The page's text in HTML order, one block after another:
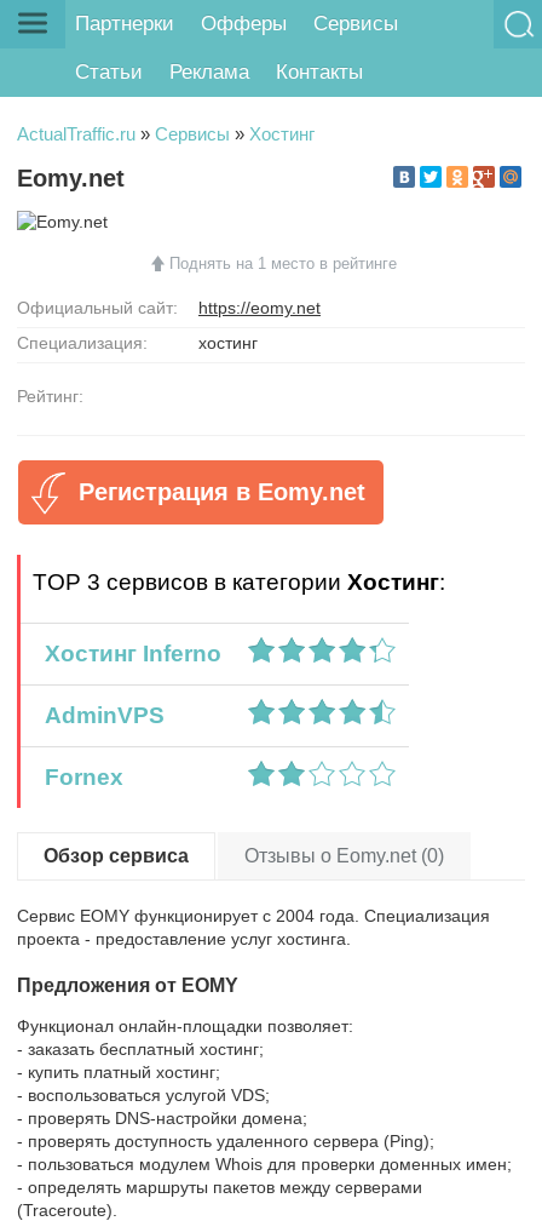
Партнерки Офферы Сервисы
Статьи Реклама Контакты
ActualTraffic.ru » Сервисы » Хостинг
Eomy.net
Поднять на 1 место в рейтинге
Официальный сайт:
https://eomy.net
Специализация:
хостинг
Рейтинг:
Регистрация в Eomy.net
TOP 3 сервисов в категории Хостинг:
Хостинг Inferno
AdminVPS
Fornex
Обзор сервиса Отзывы о Eomy.net (0)
Сервис EOMY функционирует с 2004 года. Специализация
проекта - предоставление услуг хостинга.
Предложения от EOMY
Функционал онлайн-площадки позволяет:
- заказать бесплатный хостинг;
- купить платный хостинг;
- воспользоваться услугой VDS;
- проверять DNS-настройки домена;
- проверять доступность удаленного сервера (Ping);
- пользоваться модулем Whois для проверки доменных имен;
- определять маршруты пакетов между серверами
(Traceroute).